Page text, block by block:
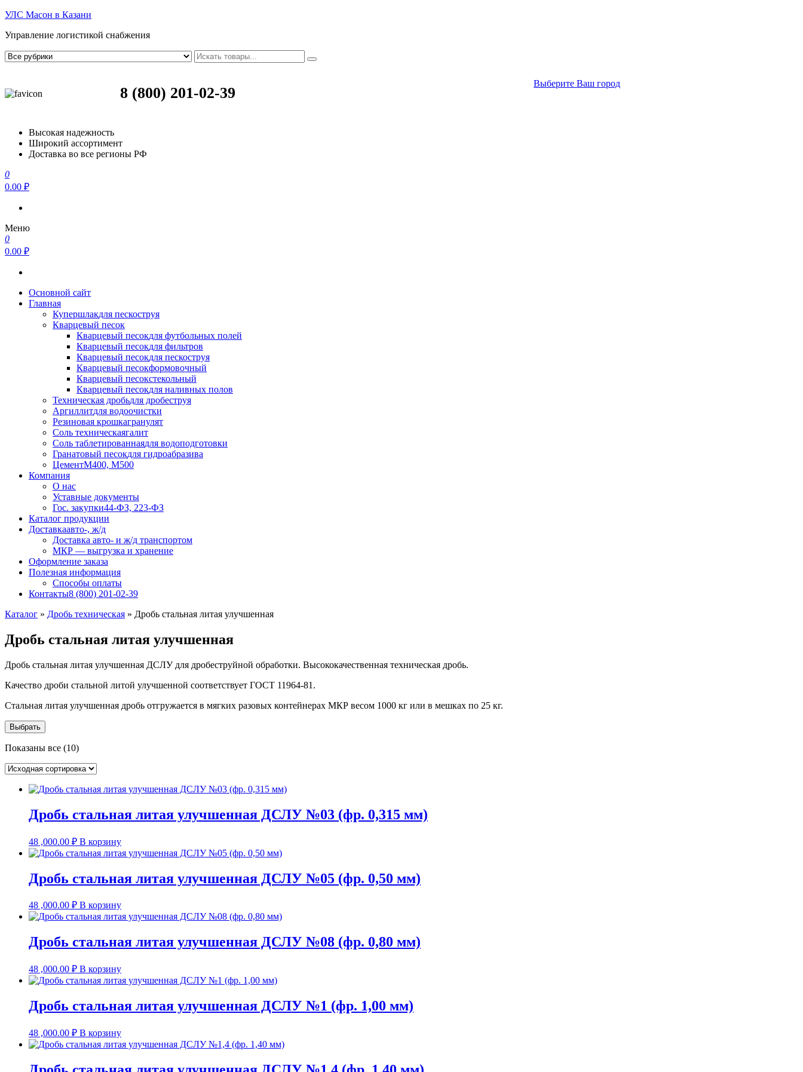
УЛС Масон в Казани
Управление логистикой снабжения
8 (800) 201-02-39
Выберите Ваш город
Высокая надежность
Широкий ассортимент
Доставка во все регионы РФ
0
0.00 ₽
Меню
0
0.00 ₽
Основной сайт
Главная
Купершлакдля пескоструя
Кварцевый песок
Кварцевый песокдля футбольных полей
Кварцевый песокдля фильтров
Кварцевый песокдля пескоструя
Кварцевый песокформовочный
Кварцевый песокстекольный
Кварцевый песокдля наливных полов
Техническая дробьдля дробеструя
Аргиллитдля водоочистки
Резиновая крошкагранулят
Соль техническаягалит
Соль таблетированнаядля водоподготовки
Гранатовый песокдля гидроабразива
ЦементМ400, М500
Компания
О нас
Уставные документы
Гос. закупки44-ФЗ, 223-ФЗ
Каталог продукции
Доставкаавто-, ж/д
Доставка авто- и ж/д транспортом
МКР — выгрузка и хранение
Оформление заказа
Полезная информация
Способы оплаты
Контакты8 (800) 201-02-39
Каталог » Дробь техническая » Дробь стальная литая улучшенная
Дробь стальная литая улучшенная
Дробь стальная литая улучшенная ДСЛУ для дробеструйной обработки. Высококачественная техническая дробь.
Качество дроби стальной литой улучшенной соответствует ГОСТ 11964-81.
Стальная литая улучшенная дробь отгружается в мягких разовых контейнерах МКР весом 1000 кг или в мешках по 25 кг.
Выбрать
Показаны все (10)
Дробь стальная литая улучшенная ДСЛУ №03 (фр. 0,315 мм)
48 ,000.00 ₽ В корзину
Дробь стальная литая улучшенная ДСЛУ №05 (фр. 0,50 мм)
48 ,000.00 ₽ В корзину
Дробь стальная литая улучшенная ДСЛУ №08 (фр. 0,80 мм)
48 ,000.00 ₽ В корзину
Дробь стальная литая улучшенная ДСЛУ №1 (фр. 1,00 мм)
48 ,000.00 ₽ В корзину